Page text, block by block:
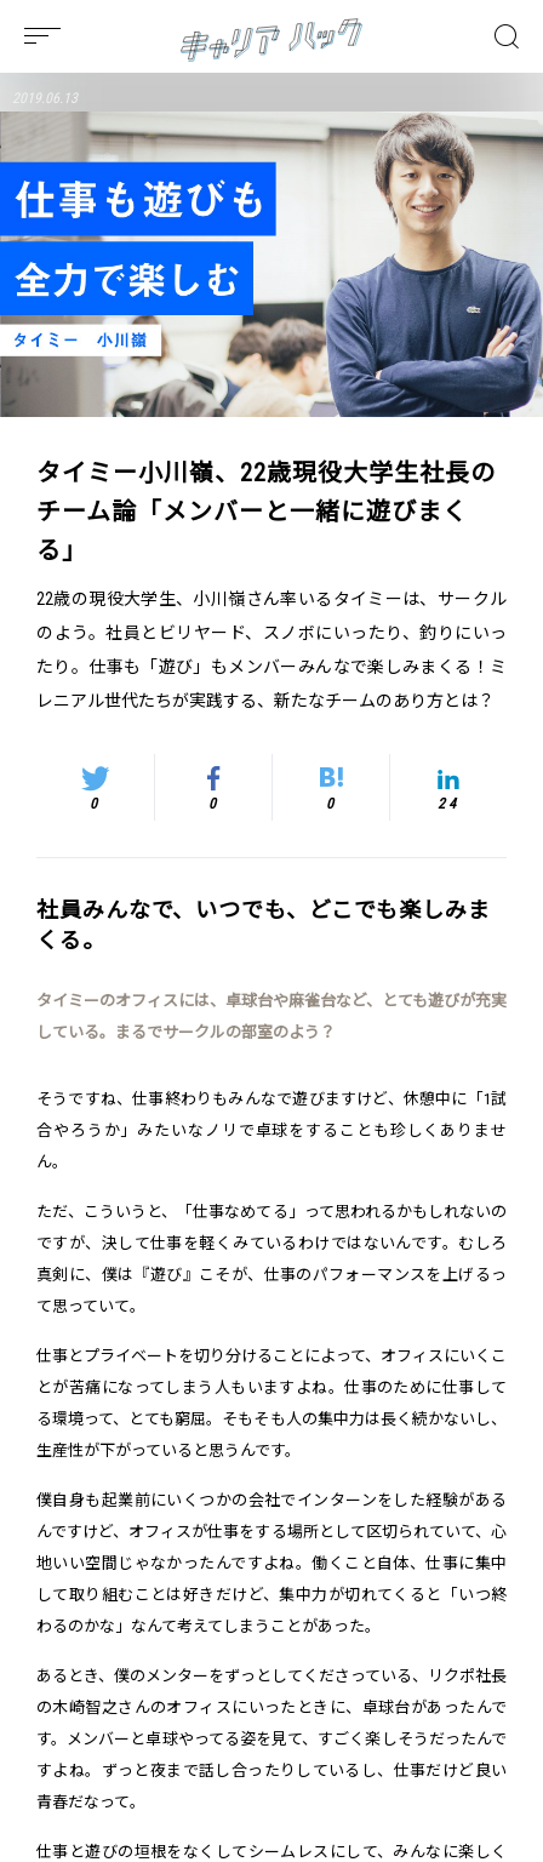
2019.06.13
タイミー小川嶺、22歳現役大学生社長の
チーム論「メンバーと一緒に遊びまく
る」
22歳の現役大学生、小川嶺さん率いるタイミーは、サークル
のよう。社員とビリヤード、スノボにいったり、釣りにいっ
たり。仕事も「遊び」もメンバーみんなで楽しみまくる！ミ
レニアル世代たちが実践する、新たなチームのあり方とは？
0 0 0 24
社員みんなで、いつでも、どこでも楽しみま
くる。
タイミーのオフィスには、卓球台や麻雀台など、とても遊びが充実
している。まるでサークルの部室のよう？
そうですね、仕事終わりもみんなで遊びますけど、休憩中に「1試
合やろうか」みたいなノリで卓球をすることも珍しくありませ
ん。
ただ、こういうと、「仕事なめてる」って思われるかもしれないの
ですが、決して仕事を軽くみているわけではないんです。むしろ
真剣に、僕は『遊び』こそが、仕事のパフォーマンスを上げるっ
て思っていて。
仕事とプライベートを切り分けることによって、オフィスにいくこ
とが苦痛になってしまう人もいますよね。仕事のために仕事して
る環境って、とても窮屈。そもそも人の集中力は長く続かないし、
生産性が下がっていると思うんです。
僕自身も起業前にいくつかの会社でインターンをした経験がある
んですけど、オフィスが仕事をする場所として区切られていて、心
地いい空間じゃなかったんですよね。働くこと自体、仕事に集中
して取り組むことは好きだけど、集中力が切れてくると「いつ終
わるのかな」なんて考えてしまうことがあった。
あるとき、僕のメンターをずっとしてくださっている、リクポ社長
の木崎智之さんのオフィスにいったときに、卓球台があったんで
す。メンバーと卓球やってる姿を見て、すごく楽しそうだったんで
すよね。ずっと夜まで話し合ったりしているし、仕事だけど良い
青春だなって。
仕事と遊びの垣根をなくしてシームレスにして、みんなに楽しく